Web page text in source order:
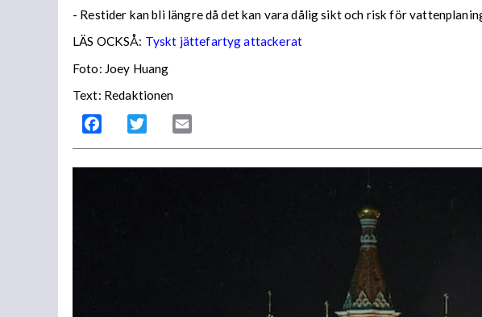
- Restider kan bli längre då det kan vara dålig sikt och risk för
LÄS OCKSÅ: Tyskt jättefartyg attackerat
Foto: Joey Huang
Text: Redaktionen
Facebook Twitter